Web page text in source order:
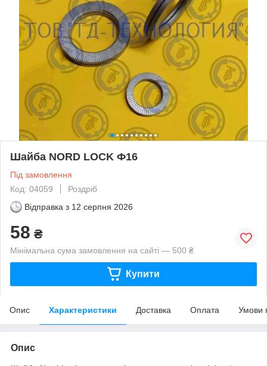
Шайба NORD LOCK Ф16
Під замовлення
Код: 04059
Роздріб
Відправка з 12 серпня 2026
58 ₴
Мінімальна сума замовлення на сайті — 500 ₴
Купити
Опис Характеристики Доставка Оплата Умови
Опис